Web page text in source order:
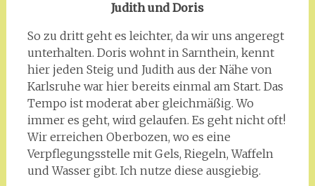
Judith und Doris
So zu dritt geht es leichter, da wir uns angeregt
unterhalten. Doris wohnt in Sarnthein, kennt
hier jeden Steig und Judith aus der Nähe von
Karlsruhe war hier bereits einmal am Start. Das
Tempo ist moderat aber gleichmäßig. Wo
immer es geht, wird gelaufen. Es geht nicht oft!
Wir erreichen Oberbozen, wo es eine
Verpflegungsstelle mit Gels, Riegeln, Waffeln
und Wasser gibt. Ich nutze diese ausgiebig.